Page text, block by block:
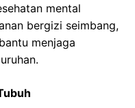
mental
bergizi seimbang,
menjaga